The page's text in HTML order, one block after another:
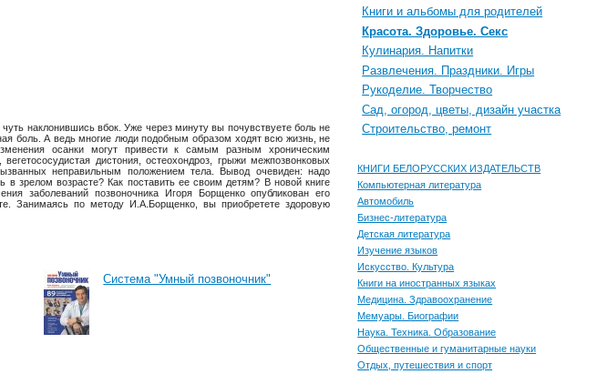
наклонившись вбок. Уже через минуту вы почувствуете боль не
боль. А ведь многие люди подобным образом ходят всю жизнь, не
осанки могут привести к самым разным хроническим
дистония, остеохондроз, грыжи межпозвонковых
неправильным положением тела. Вывод очевиден: надо
зрелом возрасте? Как поставить ее своим детям? В новой книге
заболеваний позвоночника Игоря Борщенко опубликован его
Занимаясь по методу И.А.Борщенко, вы приобретете здоровую
Система "Умный позвоночник"
Книги и альбомы для родителей
Красота. Здоровье. Секс
Кулинария. Напитки
Развлечения. Праздники. Игры
Рукоделие. Творчество
Сад, огород, цветы, дизайн участка
Строительство, ремонт
КНИГИ БЕЛОРУССКИХ ИЗДАТЕЛЬСТВ
Компьютерная литература
Автомобиль
Бизнес-литература
Детская литература
Изучение языков
Искусство. Культура
Книги на иностранных языках
Медицина. Здравоохранение
Мемуары. Биографии
Наука. Техника. Образование
Общественные и гуманитарные науки
Отдых, путешествия и спорт